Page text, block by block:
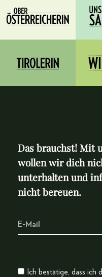
Das brauchst! Mit
wollen wir dich
unterhalten und
nicht bereuen.
Ich bestätige, dass ich